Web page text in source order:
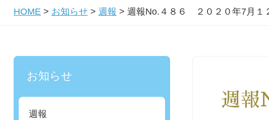
HOME > お知らせ > 週報 > 週報No.４８６ ２０２０年7月１
週報
お知らせ
週報